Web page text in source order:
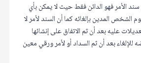
سند الأمر فهو الدائن فقط حيث لا يمكن بأي
الشخص المدين بإلغائه كما أن السند لأمر لا
عليه بعد أن ثم الاتفاق على إنشائها
للإلغاء بعد أن ثم السداد أو لأمر ورقي معين